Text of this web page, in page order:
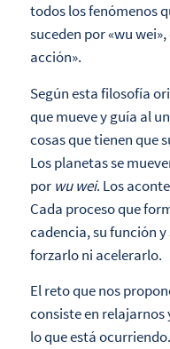
todos los fenómenos
suceden por «wu
acción».
Según esta filosofía
que mueve y guía al
cosas que tienen que
Los planetas se
por wu wei. Los
Cada proceso que
cadencia, su función
forzarlo ni acelerarlo.
El reto que nos
consiste en relajarnos
lo que está